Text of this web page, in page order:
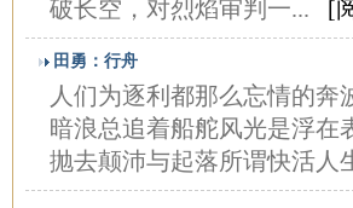
破长空，对烈焰审判一... [
田勇：行舟
人们为逐利都那么忘情的
暗浪总追着船舵风光是浮在
抛去颠沛与起落所谓快活人